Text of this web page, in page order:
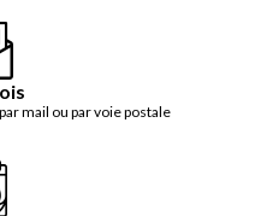
mail ou par voie postale